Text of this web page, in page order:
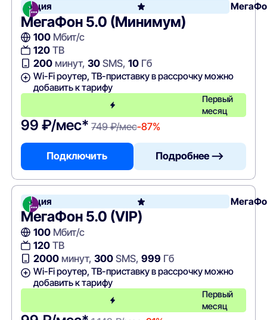
Акция
МегаФон 5.0 (Минимум)
100Мбит/с
120ТВ
200минут, 30SMS, 10Гб
Wi-Fi роутер, ТВ-приставку в рассрочку можно
добавить к тарифу
Первый
месяц
99 ₽/мес* 749 ₽/мес-87%
Подключить Подробнее —>
Акция
МегаФон 5.0 (VIP)
100Мбит/с
120ТВ
2000минут, 300SMS, 999 Гб
Wi-Fi роутер, ТВ-приставку в рассрочку можно
добавить к тарифу
Первый
месяц